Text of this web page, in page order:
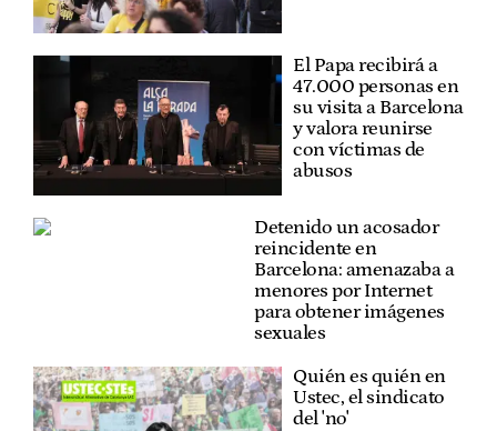
El Papa recibirá a
47.000 personas en
su visita a Barcelona
y valora reunirse
con víctimas de
abusos
Detenido un acosador
reincidente en
Barcelona: amenazaba a
menores por Internet
para obtener imágenes
sexuales
Quién es quién en
Ustec, el sindicato
del 'no'